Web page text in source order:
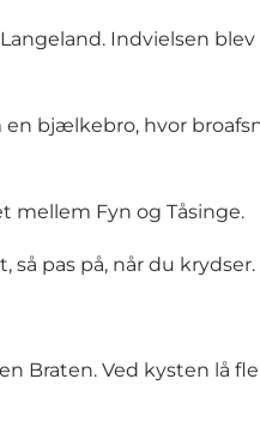
Indvielsen
en bjælkebro, hvor
mellem Fyn og Tåsinge.
pas på, når du krydser.
Ved kysten lå